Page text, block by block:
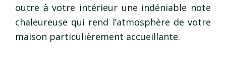
outre à votre intérieur une indéniable note
chaleureuse qui rend l’atmosphère de votre
maison particulièrement accueillante.